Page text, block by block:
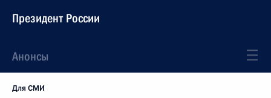
Президент России
Анонсы
Для СМИ